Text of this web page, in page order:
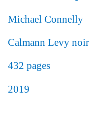
Michael Connelly
Calmann Levy noir
432 pages
2019